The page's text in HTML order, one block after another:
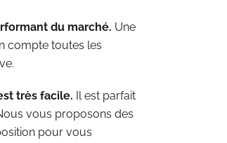
du marché. Une
compte toutes les
très facile. Il est parfait
vous proposons des
pour vous